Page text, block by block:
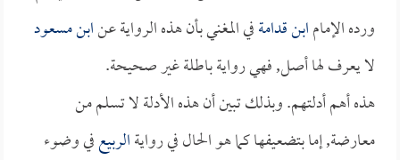
ورده الإمامابن قدامةفي المغني بأن هذه الرواية عنابن مسعود
لا يعرف لها أصل, فهي رواية باطلة غير صحيحة.
هذه أهم أدلتهم. وبذلك تبين أن هذه الأدلة لا تسلم من
معارضة, إما بتضعيفها كما هو الحال في روايةالربيعفي وضوء